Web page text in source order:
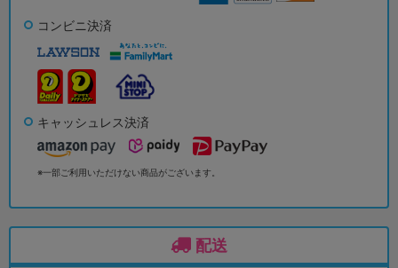
コンビニ決済
キャッシュレス決済
※一部ご利用いただけない商品がございます。
配送